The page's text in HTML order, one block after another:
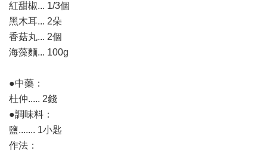
紅甜椒... 1/3個
黑木耳... 2朵
香菇丸... 2個
海藻麵... 100g
●中藥：
杜仲..... 2錢
●調味料：
鹽....... 1小匙
作法：